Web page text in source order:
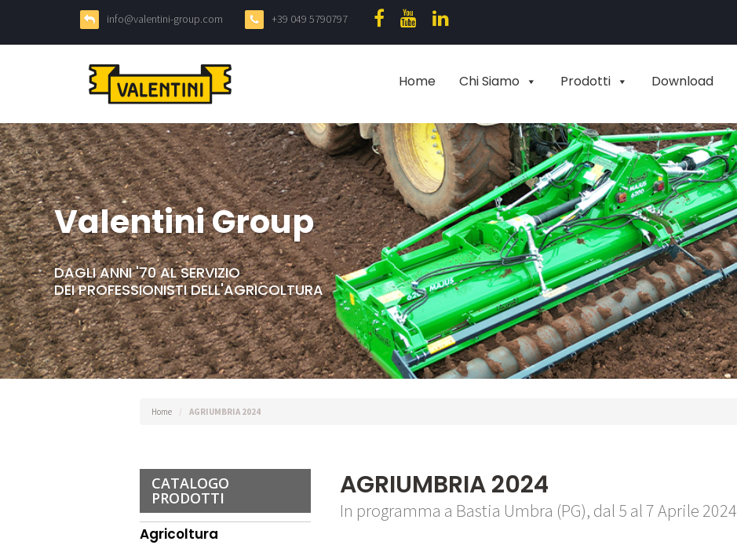
info@valentini-group.com +39 049 5790797
Home Chi Siamo Prodotti Download
Valentini Group
DAGLI ANNI '70 AL SERVIZIO
DEI PROFESSIONISTI DELL'AGRICOLTURA
Home / AGRIUMBRIA 2024
AGRIUMBRIA 2024
In programma a Bastia Umbra (PG), dal 5 al 7 Aprile 2024
CATALOGO
PRODOTTI
Agricoltura